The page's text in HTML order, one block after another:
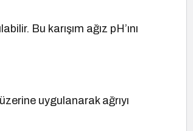
Bu karışım ağız pH’ını
uygulanarak ağrıyı